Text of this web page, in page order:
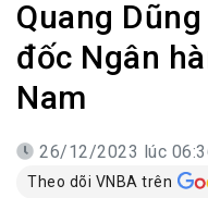
Quang
đốc Ngân
Nam
26/12/2023 lúc
Theo dõi VNBA trên